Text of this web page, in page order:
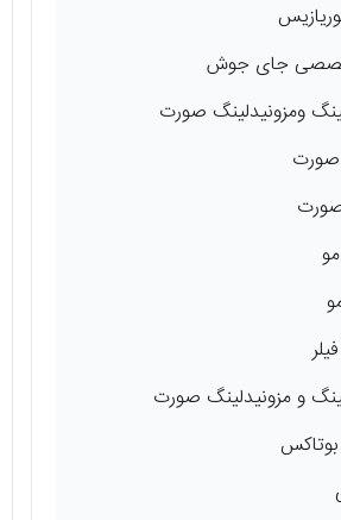
جای جوش
ومزونیدلینگ صورت
صورت
صورت
و مزونیدلینگ صورت
بوتاکس